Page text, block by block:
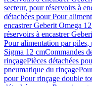
secteur, pour réservoirs à
détachées pour Pour
encastrer Geberit Omega
réservoirs à encastrer
Pour alimentation par piles,
Sigma 12 cmCommandes
rinçagePièces détachées
pneumatique du rinçage
pour Pour rinçage double